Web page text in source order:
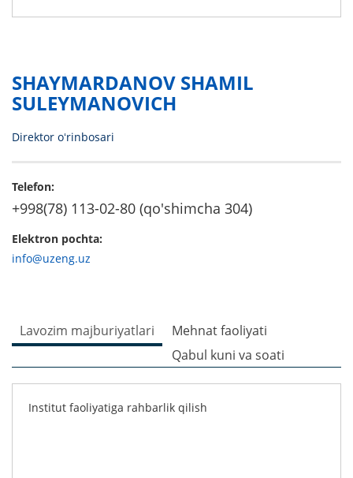
SHAYMARDANOV SHAMIL
SULEYMANOVICH
Direktor oʻrinbosari
Telefon:
+998(78) 113-02-80 (qo'shimcha 304)
Elektron pochta:
info@uzeng.uz
Lavozim majburiyatlari
Mehnat faoliyati
Qabul kuni va soati
Institut faoliyatiga rahbarlik qilish